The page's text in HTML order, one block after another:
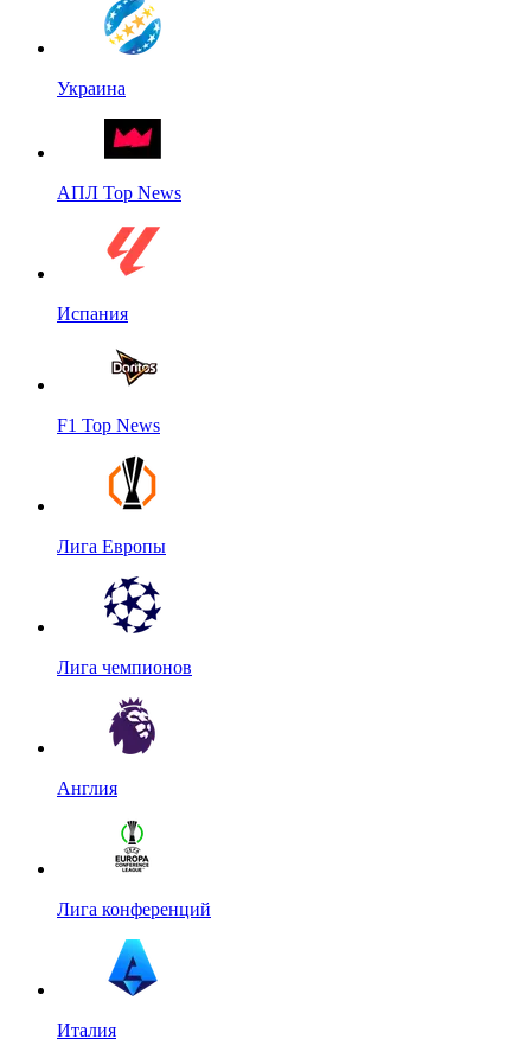
Украина
АПЛ Top News
Испания
F1 Top News
Лига Европы
Лига чемпионов
Англия
Лига конференций
Италия